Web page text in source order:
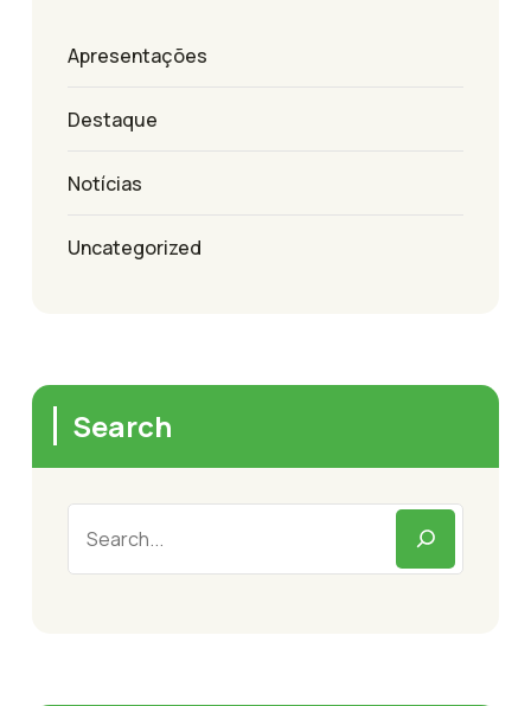
Apresentações
Destaque
Notícias
Uncategorized
Search